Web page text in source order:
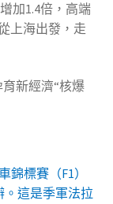
加1.4倍，高端
上海出發，走
新經濟“核爆
錦標賽（F1）
這是季軍法拉